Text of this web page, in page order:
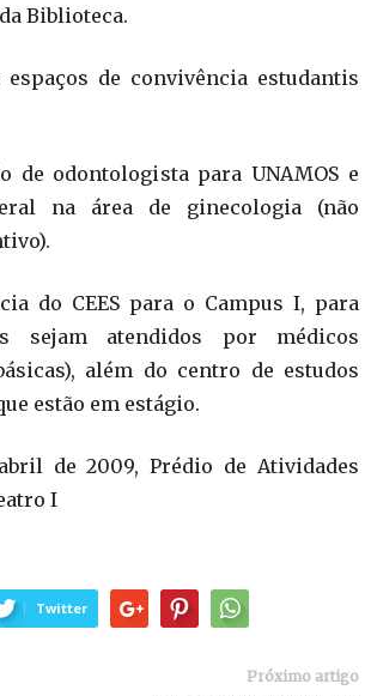
Biblioteca.
espaços de convivência estudantis
de odontologista para UNAMOS e
na área de ginecologia (não
do CEES para o Campus I, para
sejam atendidos por médicos
além do centro de estudos
estão em estágio.
de 2009, Prédio de Atividades
I
Twitter
Próximo artigo